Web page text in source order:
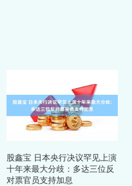
股鑫宝 日本央行决议罕见上演
十年来最大分歧：多达三位反
对票官员支持加息